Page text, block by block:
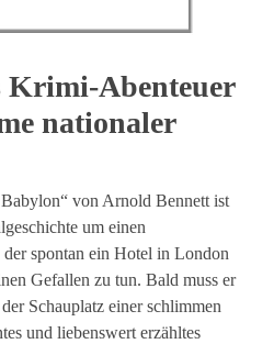
Krimi-Abenteuer
nationaler
von Arnold Bennett ist
um einen
spontan ein Hotel in London
Gefallen zu tun. Bald muss er
Schauplatz einer schlimmen
und liebenswert erzähltes